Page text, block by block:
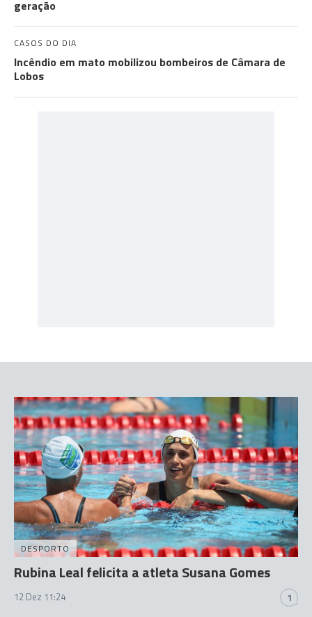
geração
CASOS DO DIA
Incêndio em mato mobilizou bombeiros de Câmara de
Lobos
DESPORTO
Rubina Leal felicita a atleta Susana Gomes
12 Dez 11:24 1